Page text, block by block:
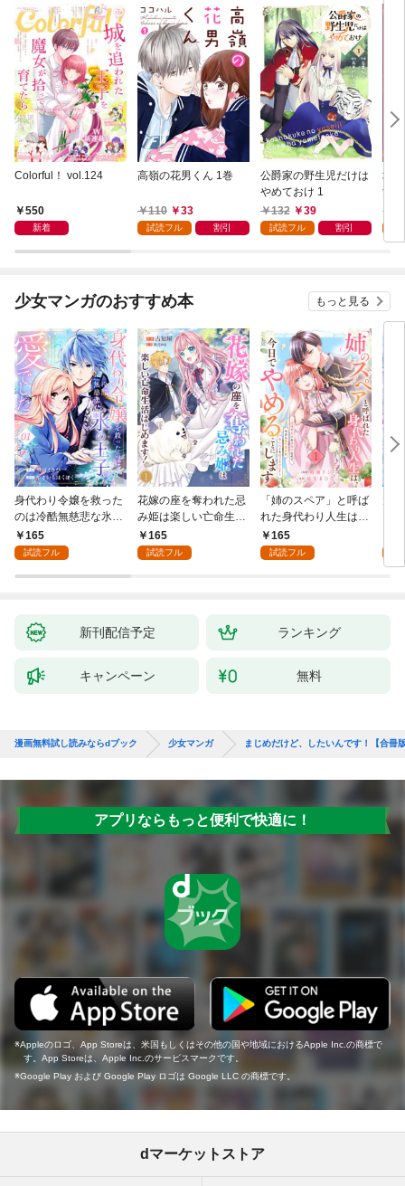
Colorful！ vol.124
550
新着
高嶺の花男くん 1巻
110 33
試読フル 割引
公爵家の野生児だけは
やめておけ 1
132
39
試読フル 割引
城
女
っ
少女マンガのおすすめ本 もっと見る
身代わり令嬢を救った
のは冷酷無慈悲な氷の
王子の愛でした１
165
試読フル
花嫁の座を奪われた忌
み姫は楽しい亡命生活
はじめます！１
165
試読フル
「姉のスペア」と呼ば
れた身代わり人生は、
今日でやめることにし
ます～辺境で自由を満
165
試読フル
新刊配信予定 ランキング
キャンペーン 無料
漫画無料試し読みならdブック 少女マンガ まじめだけど、したいんです！【合冊
アプリならもっと便利で快適に！
Appleのロゴ、App Storeは、米国もしくはその他の国や地域におけるApple Inc.の商標で
す。App Storeは、Apple Inc.のサービスマークです。
Google Play および Google Play ロゴは Google LLC の商標です。
dマーケットストア